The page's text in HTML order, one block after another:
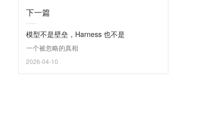
下一篇
模型不是壁垒，Harness 也不是
一个被忽略的真相
2026-04-10